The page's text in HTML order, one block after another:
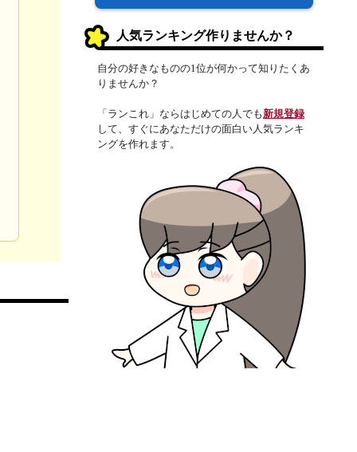
人気ランキング作りませんか？
自分の好きなものの1位が何かって知りたくあ
りませんか？
「ランこれ」ならはじめての人でも新規登録
して、すぐにあなただけの面白い人気ランキ
ングを作れます。